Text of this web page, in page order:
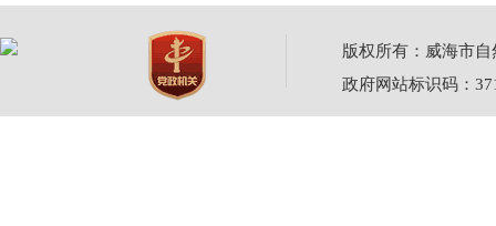
版权所有：威海市
政府网站标识码：